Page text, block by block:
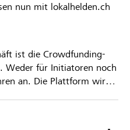
nun mit lokalhelden.ch
ist die Crowdfunding-
Weder für Initiatoren noch
an. Die Plattform wird